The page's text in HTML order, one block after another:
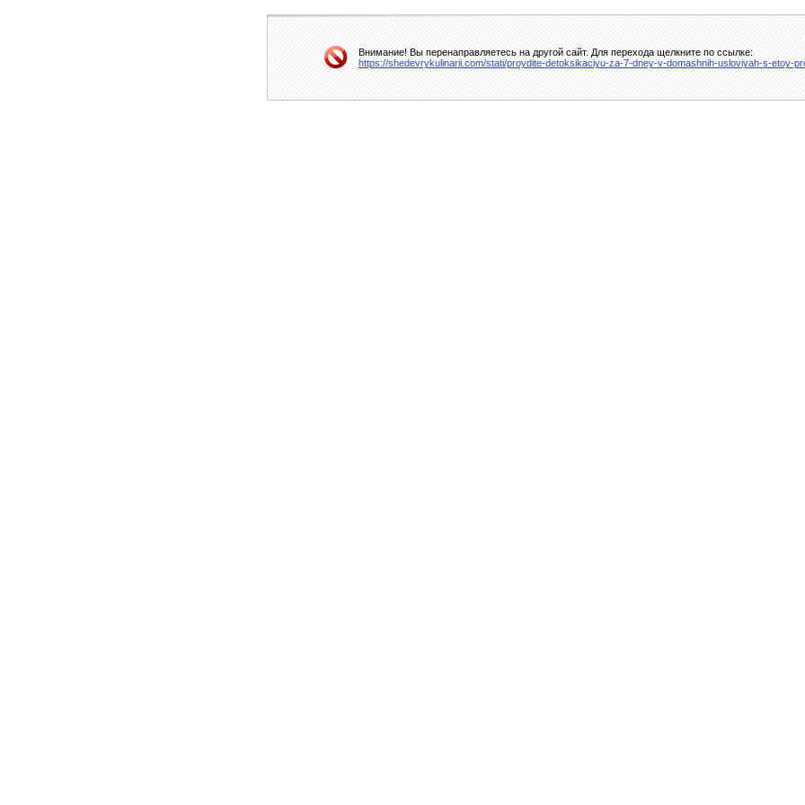
Внимание! Вы перенаправляетесь на другой сайт. Для перехода щелкните по ссылке:
https://shedevrykulinarii.com/stati/proydite-detoksikaciyu-za-7-dney-v-domashnih-usloviyah-s-etoy-